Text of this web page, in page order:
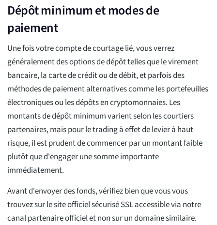
Dépôt minimum et modes de
paiement
Une fois votre compte de courtage lié, vous verrez
généralement des options de dépôt telles que le virement
bancaire, la carte de crédit ou de débit, et parfois des
méthodes de paiement alternatives comme les portefeuilles
électroniques ou les dépôts en cryptomonnaies. Les
montants de dépôt minimum varient selon les courtiers
partenaires, mais pour le trading à effet de levier à haut
risque, il est prudent de commencer par un montant faible
plutôt que d'engager une somme importante
immédiatement.
Avant d'envoyer des fonds, vérifiez bien que vous vous
trouvez sur le site officiel sécurisé SSL accessible via notre
canal partenaire officiel et non sur un domaine similaire.